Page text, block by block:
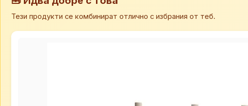
Тези продукти се комбинират отлично с избрания от теб.